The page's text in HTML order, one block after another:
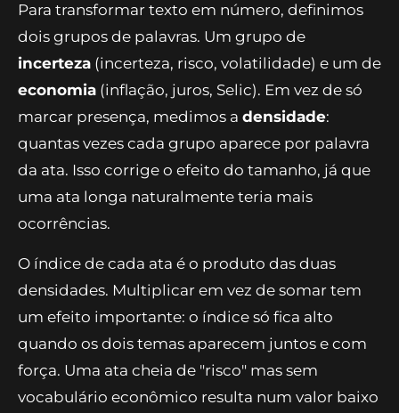
Para transformar texto em número, definimos
dois grupos de palavras. Um grupo de
incerteza (incerteza, risco, volatilidade) e um de
economia (inflação, juros, Selic). Em vez de só
marcar presença, medimos a densidade:
quantas vezes cada grupo aparece por palavra
da ata. Isso corrige o efeito do tamanho, já que
uma ata longa naturalmente teria mais
ocorrências.
O índice de cada ata é o produto das duas
densidades. Multiplicar em vez de somar tem
um efeito importante: o índice só fica alto
quando os dois temas aparecem juntos e com
força. Uma ata cheia de "risco" mas sem
vocabulário econômico resulta num valor baixo